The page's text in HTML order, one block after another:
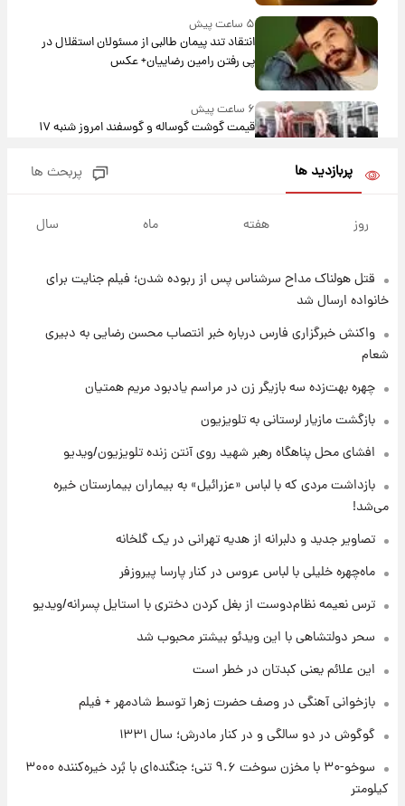
۵ ساعت پیش
انتقاد تند پیمان طالبی از مسئولان استقلال در
پی رفتن رامین رضاییان+ عکس
۶ ساعت پیش
قیمت گوشت گوساله و گوسفند امروز شنبه ۱۷
شوید+ فیلم
۷ ساعت پیش
قیمت محصولات ایران‌خودرو و سایپا امروز شنبه
۱۷ مرداد ۱۴۰۵
۲۱ ساعت پیش
یک پیش ‌بینی مهم برای قیمت دلار، طلا و سکه
شنبه ۱۷ مرداد ۱۴۰۵
۲۱ ساعت پیش
بازیکن به درد نخور استقلال با مقصد اروپا این
تیم را ترک کرد!
تصاویر کمتر دیده‌شده از شهیدان حاجی‌زاده و
پربازدید ها پربحث ها
روز هفته ماه سال
قتل هولناک مداح سرشناس پس از ربوده شدن؛ فیلم جنایت برای
خانواده ارسال شد
واکنش خبرگزاری فارس درباره خبر انتصاب محسن رضایی به دبیری
شعام
چهره بهت‌زده سه بازیگر زن در مراسم یادبود مریم همتیان
بازگشت مازیار لرستانی به تلویزیون
افشای محل پناهگاه‌ رهبر شهید روی آنتن زنده تلویزیون/ویدیو
بازداشت مردی که با لباس «عزرائیل» به بیماران بیمارستان خیره
می‌شد!
تصاویر جدید و دلبرانه از هدیه تهرانی در یک گلخانه
ماه‌چهره خلیلی با لباس عروس در کنار پارسا پیروزفر
ترس نعیمه نظام‌دوست از بغل کردن دختری با استایل پسرانه/ویدیو
سحر دولتشاهی با این ویدئو بیشتر محبوب شد
این علائم یعنی کبدتان در خطر است
بازخوانی آهنگی در وصف حضرت زهرا توسط شادمهر + فیلم
گوگوش در دو سالگی و در کنار مادرش؛ سال ۱۳۳۱
سوخو-۳۰ با مخزن سوخت ۹.۶ تنی؛ جنگنده‌ای با بُرد خیره‌کننده ۳۰۰۰
کیلومتر